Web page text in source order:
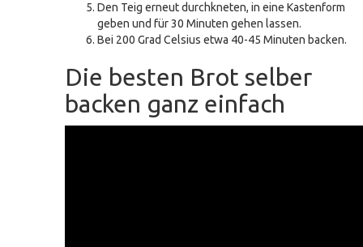
Den Teig erneut durchkneten, in eine Kastenform
geben und für 30 Minuten gehen lassen.
Bei 200 Grad Celsius etwa 40-45 Minuten backen.
Die besten Brot selber
backen ganz einfach